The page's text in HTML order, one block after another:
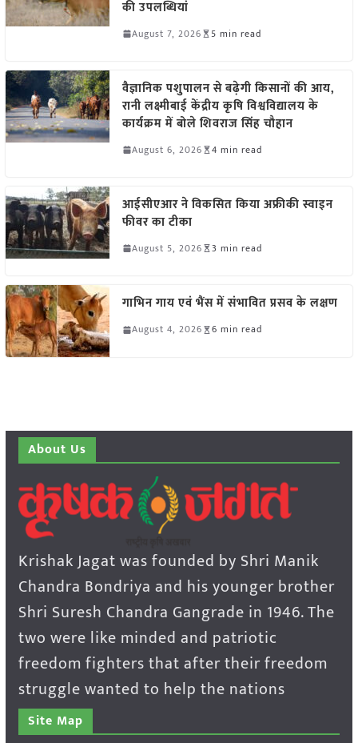
की उपलब्धियां
August 7, 2026 5 min read
वैज्ञानिक पशुपालन से बढ़ेगी किसानों की आय,
रानी लक्ष्मीबाई केंद्रीय कृषि विश्वविद्यालय के
कार्यक्रम में बोले शिवराज सिंह चौहान
August 6, 2026 4 min read
आईसीएआर ने विकसित किया अफ्रीकी स्वाइन
फीवर का टीका
August 5, 2026 3 min read
गाभिन गाय एवं भैंस में संभावित प्रसव के लक्षण
August 4, 2026 6 min read
About Us
Krishak Jagat was founded by Shri Manik
Chandra Bondriya and his younger brother
Shri Suresh Chandra Gangrade in 1946. The
two were like minded and patriotic
freedom fighters that after their freedom
struggle wanted to help the nations
Site Map